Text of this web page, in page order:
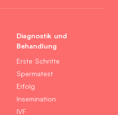
Diagnostik und
Behandlung
Erste Schritte
Spermatest
Erfolg
Insemination
IVF